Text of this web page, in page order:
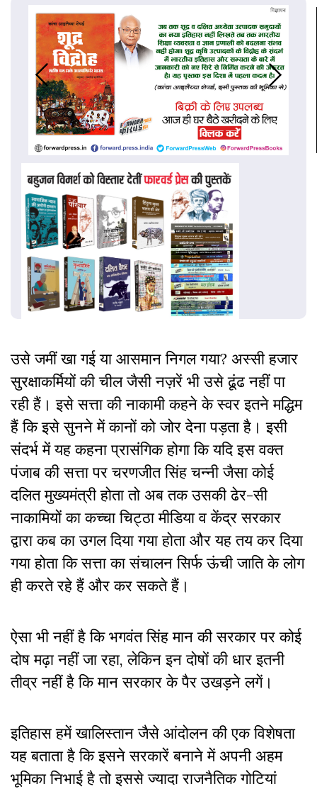
उसे जमीं खा गई या आसमान निगल गया? अस्सी हजार
सुरक्षाकर्मियों की चील जैसी नज़रें भी उसे ढूंढ नहीं पा
रही हैं। इसे सत्ता की नाकामी कहने के स्वर इतने मद्धिम
हैं कि इसे सुनने में कानों को जोर देना पड़ता है। इसी
संदर्भ में यह कहना प्रासंगिक होगा कि यदि इस वक्त
पंजाब की सत्ता पर चरणजीत सिंह चन्नी जैसा कोई
दलित मुख्यमंत्री होता तो अब तक उसकी ढेर-सी
नाकामियों का कच्चा चिट्ठा मीडिया व केंद्र सरकार
द्वारा कब का उगल दिया गया होता और यह तय कर दिया
गया होता कि सत्ता का संचालन सिर्फ ऊंची जाति के लोग
ही करते रहे हैं और कर सकते हैं।
ऐसा भी नहीं है कि भगवंत सिंह मान की सरकार पर कोई
दोष मढ़ा नहीं जा रहा, लेकिन इन दोषों की धार इतनी
तीव्र नहीं है कि मान सरकार के पैर उखड़ने लगें।
इतिहास हमें खालिस्तान जैसे आंदोलन की एक विशेषता
यह बताता है कि इसने सरकारें बनाने में अपनी अहम
भूमिका निभाई है तो इससे ज्यादा राजनैतिक गोटियां